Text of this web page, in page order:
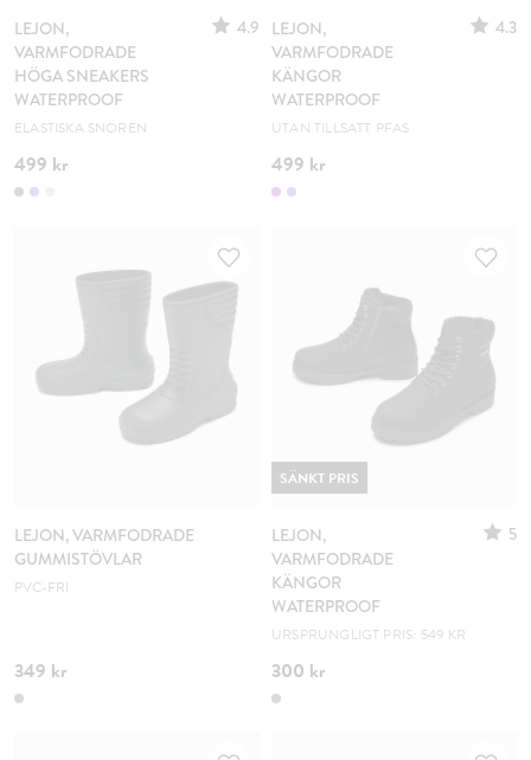
LEJON,
VARMFODRADE
HÖGA SNEAKERS
WATERPROOF
4.9
ELASTISKA SNÖREN
499 kr
LEJON,
VARMFODRADE
KÄNGOR
WATERPROOF
4.3
UTAN TILLSATT PFAS
499 kr
LEJON, VARMFODRADE
GUMMISTÖVLAR
PVC-FRI
349 kr
LEJON,
VARMFODRADE
KÄNGOR
WATERPROOF
5
URSPRUNGLIGT PRIS: 549 KR
300 kr
SÄNKT PRIS